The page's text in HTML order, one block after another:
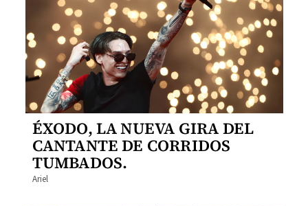
ÉXODO, LA NUEVA GIRA DEL
CANTANTE DE CORRIDOS
TUMBADOS.
Ariel